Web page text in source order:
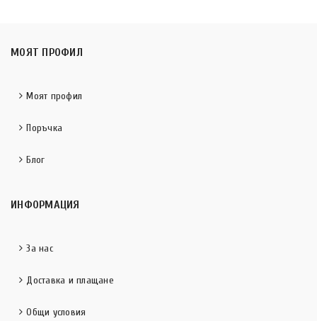
МОЯТ ПРОФИЛ
Моят профил
Поръчка
Блог
ИНФОРМАЦИЯ
За нас
Доставка и плащане
Общи условия